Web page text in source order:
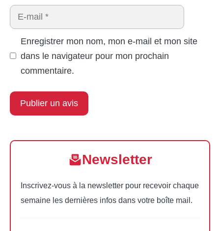
E-
mail
Enregistrer mon nom, mon e-mail et mon site
dans le navigateur pour mon prochain
commentaire.
Newsletter
Inscrivez-vous à la newsletter pour recevoir chaque
semaine les dernières infos dans votre boîte mail.